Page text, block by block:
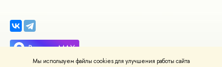
Мы используем файлы cookies для улучшения работы сайта